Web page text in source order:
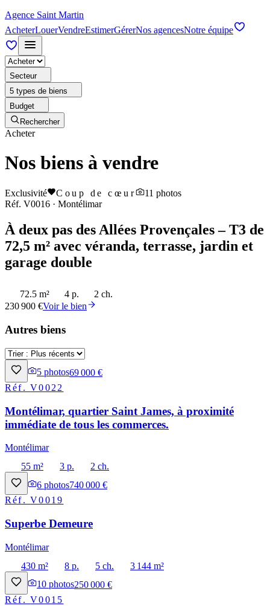
Agence Saint Martin
AcheterLouerVendreEstimerGérerNos agencesNotre équipe
Secteur
5 types de biens
Budget
Rechercher
Acheter
Nos biens à vendre
Exclusivité Coup de cœur 11 photos
Réf. V0016 · Montélimar
À deux pas des Allées Provençales – T3 de
72,5 m² avec véranda, terrasse, jardin et
garage double
72.5 m² 4 p.
2 ch.
230 900 €Voir le bien
Autres biens
5 photos69 000 €
Réf.V0022
Montélimar, quartier Saint James, à proximité
immédiate de tous les commerces.
Montélimar
55 m²
3 p.
2 ch.
6 photos740 000 €
Réf.V0019
Superbe Demeure
Montélimar
430 m²
8 p. 5 ch.
3 144 m²
10 photos250 000 €
Réf.V0015